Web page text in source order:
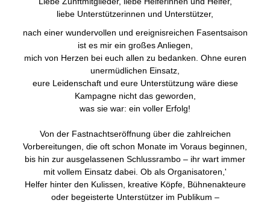
liebe Unterstützerinnen und Unterstützer,
nach einer wundervollen und ereignisreichen Fasentsaison
ist es mir ein großes Anliegen,
mich von Herzen bei euch allen zu bedanken. Ohne euren
unermüdlichen Einsatz,
eure Leidenschaft und eure Unterstützung wäre diese
Kampagne nicht das geworden,
was sie war: ein voller Erfolg!
Von der Fastnachtseröffnung über die zahlreichen
Vorbereitungen, die oft schon Monate im Voraus beginnen,
bis hin zur ausgelassenen Schlussrambo – ihr wart immer
mit vollem Einsatz dabei. Ob als Organisatoren,'
Helfer hinter den Kulissen, kreative Köpfe, Bühnenakteure
oder begeisterte Unterstützer im Publikum –